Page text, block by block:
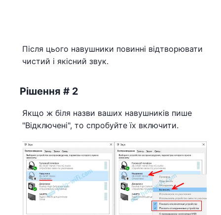
Після цього навушники повинні відтворювати
чистий і якісний звук.
Рішення # 2
Якщо ж біля назви ваших навушників пише
"Відключені", то спробуйте їх включити.